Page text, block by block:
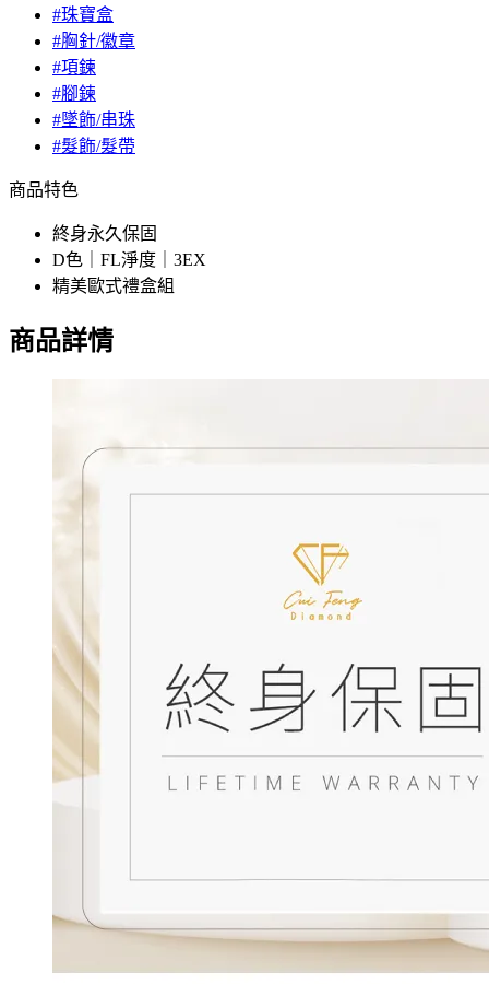
#珠寶盒
#胸針/徽章
#項鍊
#腳鍊
#墜飾/串珠
#髮飾/髮帶
商品特色
終身永久保固
D色｜FL淨度｜3EX
精美歐式禮盒組
商品詳情